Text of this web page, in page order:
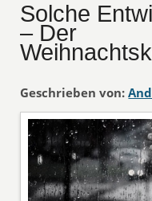
Solche
– Der
Geschrieben von: